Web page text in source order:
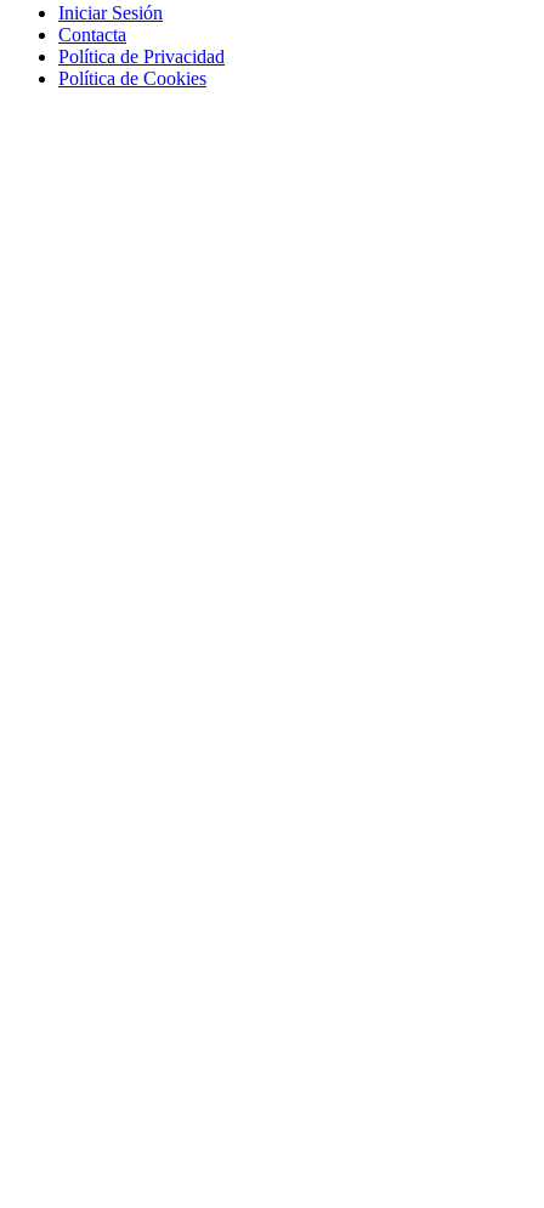
Iniciar Sesión
Contacta
Política de Privacidad
Política de Cookies